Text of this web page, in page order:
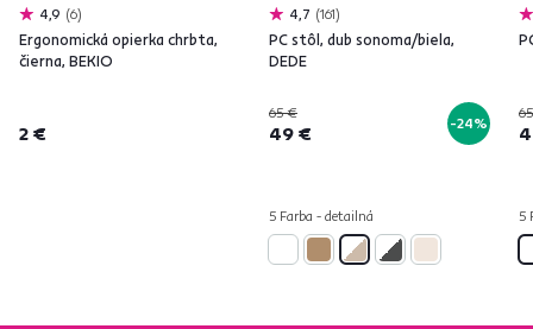
4,9 6
Ergonomická opierka chrbta,
čierna, BEKIO
2 €
4,7 161
PC stôl, dub sonoma/biela,
DEDE
65 €
49 € -24%
5 Farba - detailná 5